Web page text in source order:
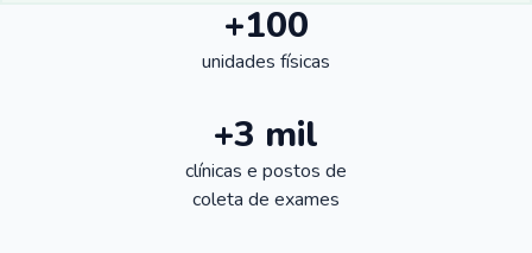
+100
unidades físicas
+3 mil
clínicas e postos de
coleta de exames